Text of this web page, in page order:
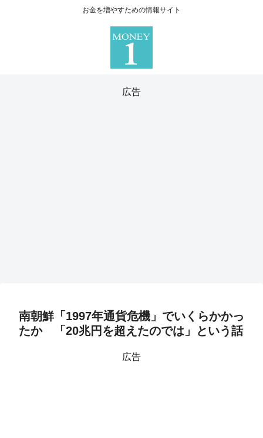
お金を増やすための情報サイト
広告
南朝鮮「1997年通貨危機」でいくらかかっ
たか 「20兆円を超えたのでは」という話
広告